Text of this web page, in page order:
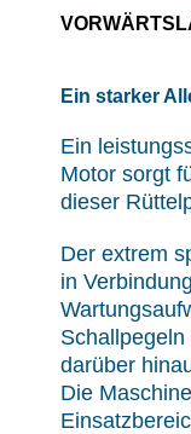
Ein starker
Ein
Motor sorgt
dieser
Der extrem
in
darüber
Die